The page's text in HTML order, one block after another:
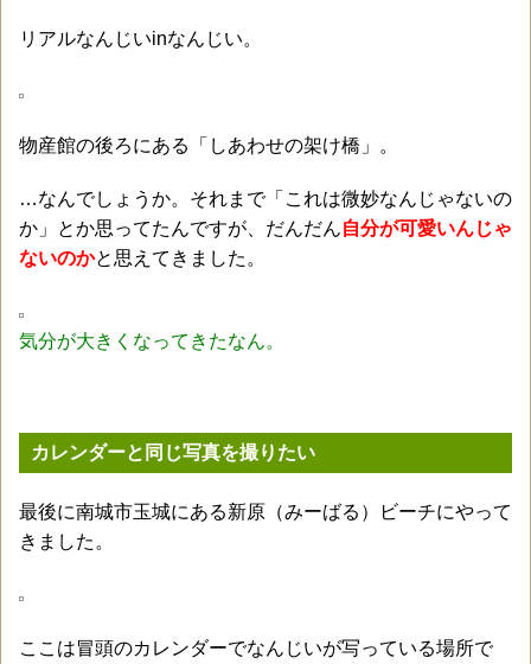
リアルなんじいinなんじい。
物産館の後ろにある「しあわせの架け橋」。
…なんでしょうか。それまで「これは微妙なんじゃないの
か」とか思ってたんですが、だんだん自分が可愛いんじゃ
ないのかと思えてきました。
気分が大きくなってきたなん。
カレンダーと同じ写真を撮りたい
最後に南城市玉城にある新原（みーばる）ビーチにやって
きました。
ここは冒頭のカレンダーでなんじいが写っている場所で